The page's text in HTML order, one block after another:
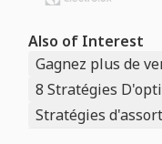
Also of Interest
Gagnez plus de
8 Stratégies
Stratégies